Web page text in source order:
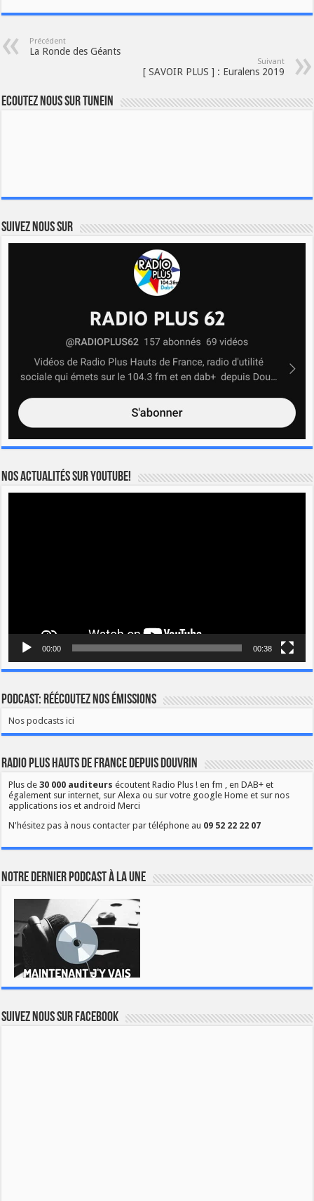
Précédent
La Ronde des Géants
Suivant
[ SAVOIR PLUS ] : Euralens 2019
Ecoutez nous sur TuneIn
Suivez nous sur
Nos actualités sur YOUTUBE!
00:00 00:38
Podcast: Réécoutez nos émissions
Nos podcasts ici
Radio Plus Hauts de France depuis Douvrin
Plus de30 000 auditeurs écoutent Radio Plus ! en fm , en DAB+ et
également sur internet, sur Alexa ou sur votre google Home et sur nos
applications ios et android Merci
N'hésitez pas à nous contacter par téléphone au 09 52 22 22 07
Notre dernier podcast à la une
Suivez nous sur Facebook